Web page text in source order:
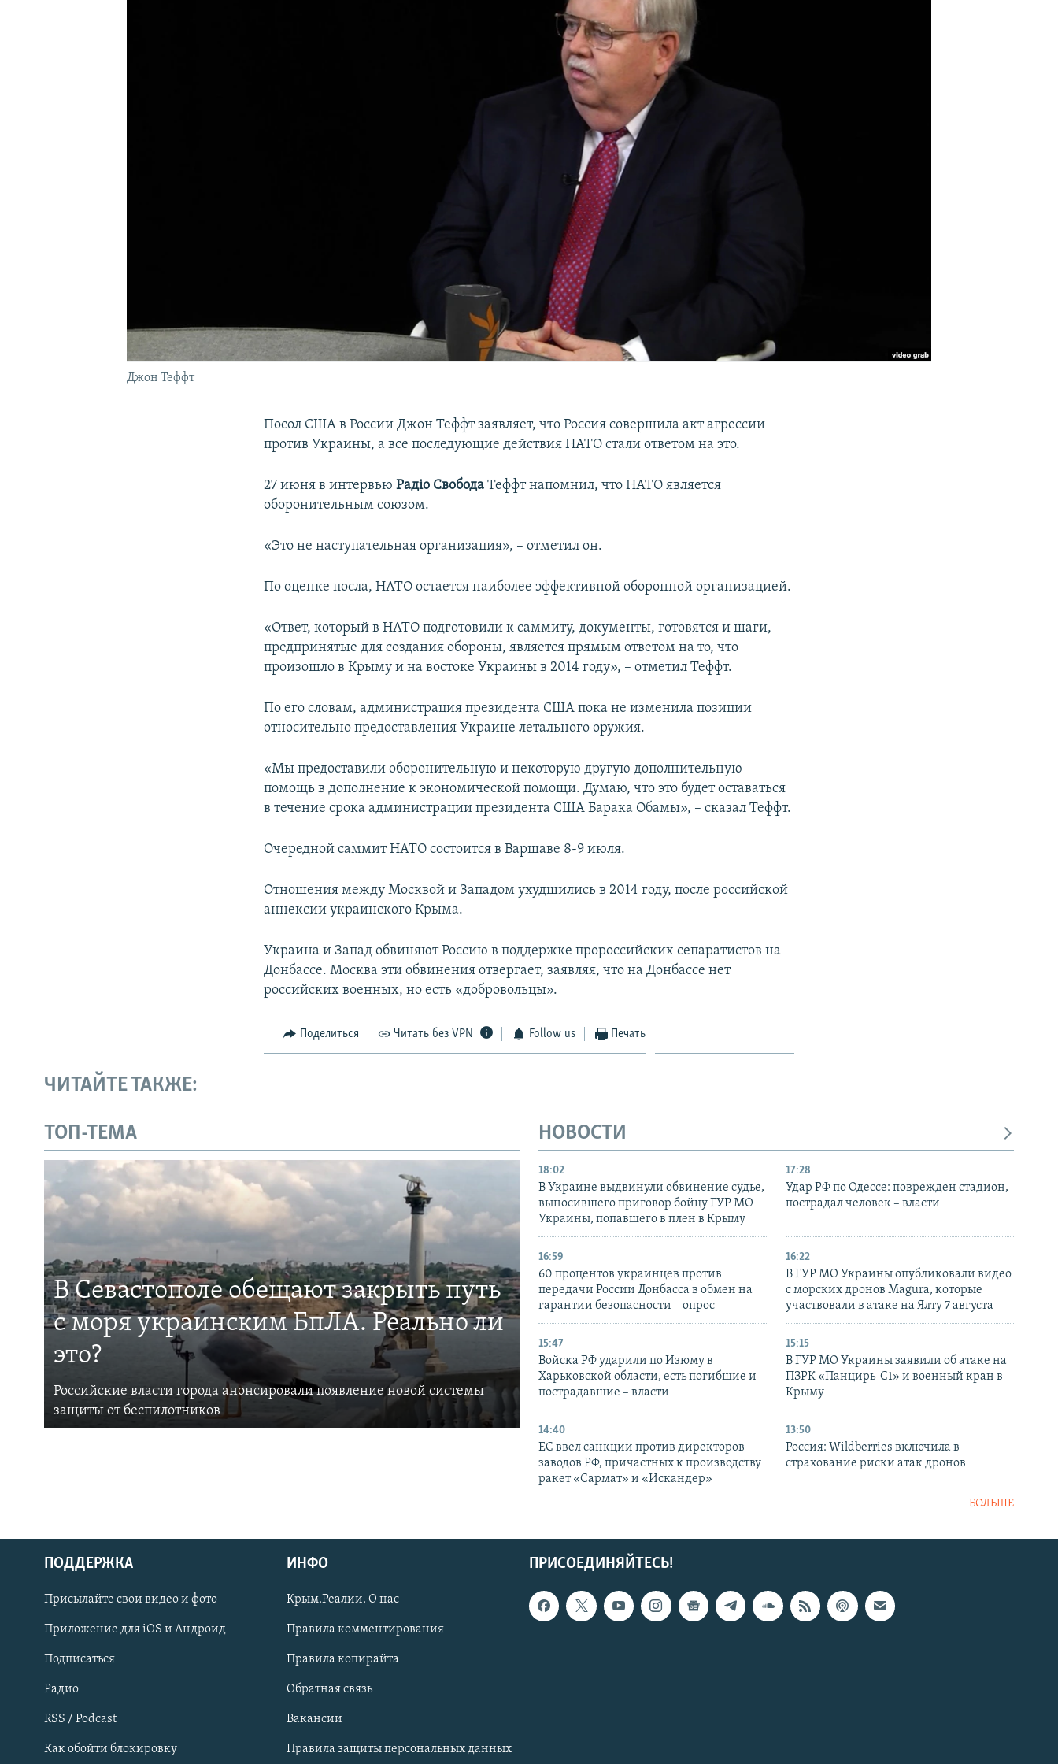
Українською
Qırımtatar
ПРИСОЕДИНЯЙТЕСЬ!
Джон Теффт
Посол США в России Джон Теффт заявляет, что Россия совершила акт агрессии
против Украины, а все последующие действия НАТО стали ответом на это.
27 июня в интервьюРадiо Свобода Теффт напомнил, что НАТО является
оборонительным союзом.
«Это не наступательная организация», – отметил он.
По оценке посла, НАТО остается наиболее эффективной оборонной организацией.
«Ответ, который в НАТО подготовили к саммиту, документы, готовятся и шаги,
предпринятые для создания обороны, является прямым ответом на то, что
произошло в Крыму и на востоке Украины в 2014 году», – отметил Теффт.
По его словам, администрация президента США пока не изменила позиции
относительно предоставления Украине летального оружия.
«Мы предоставили оборонительную и некоторую другую дополнительную
помощь в дополнение к экономической помощи. Думаю, что это будет оставаться
в течение срока администрации президента США Барака Обамы», – сказал Теффт.
Очередной саммит НАТО состоится в Варшаве 8-9 июля.
Отношения между Москвой и Западом ухудшились в 2014 году, после российской
аннексии украинского Крыма.
Украина и Запад обвиняют Россию в поддержке пророссийских сепаратистов на
Донбассе. Москва эти обвинения отвергает, заявляя, что на Донбассе нет
российских военных, но есть «добровольцы».
Поделиться Читать без VPN Follow us Печать
ЧИТАЙТЕ ТАКЖЕ:
ТОП-ТЕМА
В Севастополе обещают закрыть путь
с моря украинским БпЛА. Реально ли
это?
Российские власти города анонсировали появление новой системы
защиты от беспилотников
НОВОСТИ
18:02
В Украине выдвинули обвинение судье,
выносившего приговор бойцу ГУР МО
Украины, попавшего в плен в Крыму
17:28
Удар РФ по Одессе: поврежден стадион,
пострадал человек – власти
16:59
60 процентов украинцев против
передачи России Донбасса в обмен на
гарантии безопасности – опрос
16:22
В ГУР МО Украины опубликовали видео
с морских дронов Magura, которые
участвовали в атаке на Ялту 7 августа
15:47
Войска РФ ударили по Изюму в
Харьковской области, есть погибшие и
пострадавшие – власти
15:15
В ГУР МО Украины заявили об атаке на
ПЗРК «Панцирь-С1» и военный кран в
Крыму
14:40
ЕС ввел санкции против директоров
заводов РФ, причастных к производству
ракет «Сармат» и «Искандер»
13:50
Россия: Wildberries включила в
страхование риски атак дронов
БОЛЬШЕ
ПРИСОЕДИНЯЙТЕСЬ!
ПОДДЕРЖКА
Присылайте свои видео и фото
Приложение для iOS и Андроид
Подписаться
Радио
RSS / Podcast
Как обойти блокировку
ИНФО
Крым.Реалии. О нас
Правила комментирования
Правила копирайта
Обратная связь
Вакансии
Правила защиты персональных данных